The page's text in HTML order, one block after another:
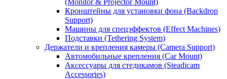
(Monitor & Projector Mount)
Кронштейны для установки фона (Backdrop
Support)
Машины для спецэффектов (Effect Machines)
Подставки (Tethering System)
Держатели и крепления камеры (Camera Support)
Автомобильные крепления (Car Mount)
Аксессуары для стедикамов (Steadicam
Accessories)